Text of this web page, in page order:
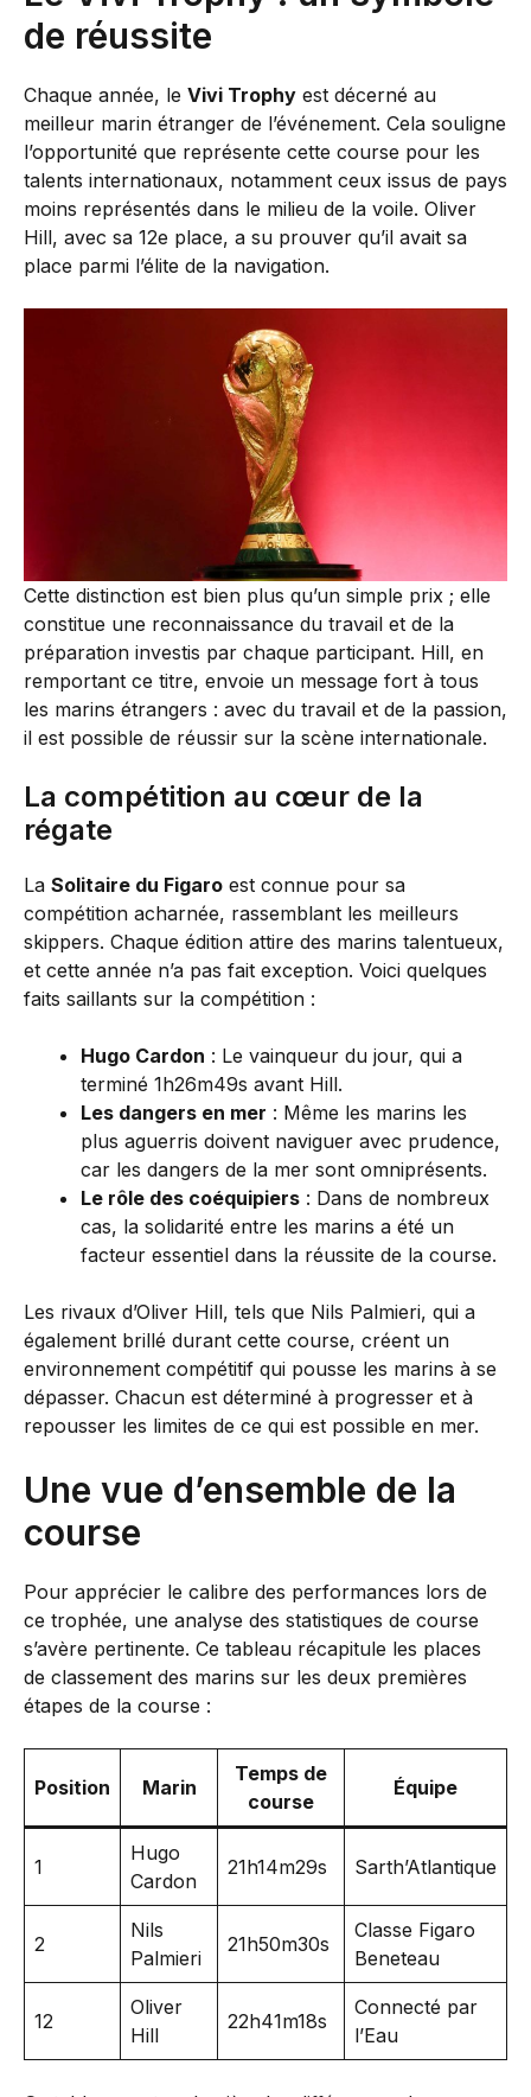
de réussite
Chaque année, le Vivi Trophy est décerné au
meilleur marin étranger de l’événement. Cela souligne
l’opportunité que représente cette course pour les
talents internationaux, notamment ceux issus de pays
moins représentés dans le milieu de la voile. Oliver
Hill, avec sa 12e place, a su prouver qu’il avait sa
place parmi l’élite de la navigation.
Cette distinction est bien plus qu’un simple prix ; elle
constitue une reconnaissance du travail et de la
préparation investis par chaque participant. Hill, en
remportant ce titre, envoie un message fort à tous
les marins étrangers : avec du travail et de la passion,
il est possible de réussir sur la scène internationale.
La compétition au cœur de la
régate
La Solitaire du Figaro est connue pour sa
compétition acharnée, rassemblant les meilleurs
skippers. Chaque édition attire des marins talentueux,
et cette année n’a pas fait exception. Voici quelques
faits saillants sur la compétition :
Hugo Cardon : Le vainqueur du jour, qui a
terminé 1h26m49s avant Hill.
Les dangers en mer : Même les marins les
plus aguerris doivent naviguer avec prudence,
car les dangers de la mer sont omniprésents.
Le rôle des coéquipiers : Dans de nombreux
cas, la solidarité entre les marins a été un
facteur essentiel dans la réussite de la course.
Les rivaux d’Oliver Hill, tels que Nils Palmieri, qui a
également brillé durant cette course, créent un
environnement compétitif qui pousse les marins à se
dépasser. Chacun est déterminé à progresser et à
repousser les limites de ce qui est possible en mer.
Une vue d’ensemble de la
course
Pour apprécier le calibre des performances lors de
ce trophée, une analyse des statistiques de course
s’avère pertinente. Ce tableau récapitule les places
de classement des marins sur les deux premières
étapes de la course :
Position Marin
Temps de
course
Équipe
1
Hugo
Cardon
21h14m29s Sarth’Atlantique
2
Nils
Palmieri
21h50m30s
Classe Figaro
Beneteau
12
Oliver
Hill
22h41m18s
Connecté par
l’Eau